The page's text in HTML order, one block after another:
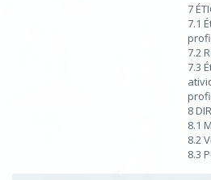
7
7.1
7.2
7.3
8
8.1
8.2
8.3